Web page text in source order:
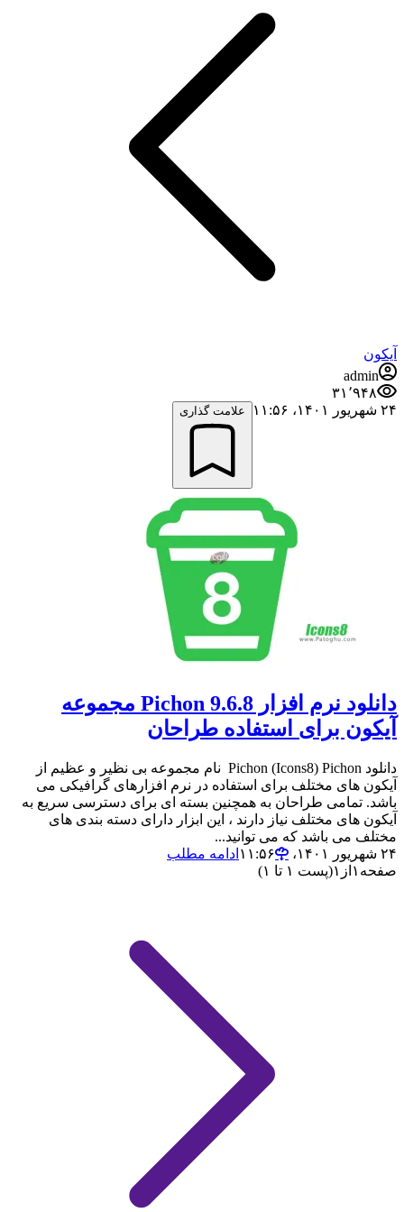
آیکون
admin
۳۱٬۹۴۸
۲۴ شهریور ۱۴۰۱،‏ ۱۱:۵۶
علامت گذاری
دانلود نرم افزار Pichon 9.6.8 مجموعه
آیکون برای استفاده طراحان
دانلود Pichon (Icons8) Pichon نام مجموعه بی نظیر و عظیم از
آیکون های مختلف برای استفاده در نرم افزارهای گرافیکی می
باشد. تمامی طراحان به همچنین بسته ای برای دسترسی سریع به
آیکون های مختلف نیاز دارند ، این ابزار دارای دسته بندی های
مختلف می باشد که می توانید...
۲۴ شهریور ۱۴۰۱،‏ ۱۱:۵۶
ادامه مطلب
صفحه ۱ از ۱(پست ۱ تا ۱)